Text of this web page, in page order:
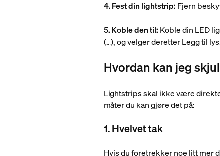
4. Fest din lightstrip: Fjern
5. Koble den til: Koble din LED
(…), og velger deretter Legg til
Hvordan kan jeg
Lightstrips skal ikke være
måter du kan gjøre det på:
1. Hvelvet tak
Hvis du foretrekker noe litt mer